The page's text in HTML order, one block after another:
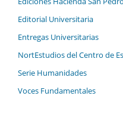
Editorial Universitaria
Entregas Universitarias
NortEstudios del Centro de
Serie Humanidades
Voces Fundamentales